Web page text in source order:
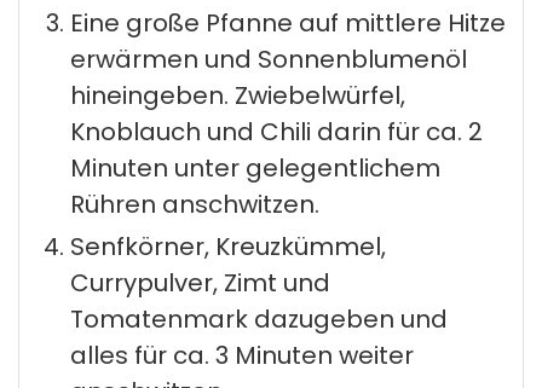
Eine große Pfanne auf mittlere Hitze
erwärmen und Sonnenblumenöl
hineingeben. Zwiebelwürfel,
Knoblauch und Chili darin für ca. 2
Minuten unter gelegentlichem
Rühren anschwitzen.
Senfkörner, Kreuzkümmel,
Currypulver, Zimt und
Tomatenmark dazugeben und
alles für ca. 3 Minuten weiter